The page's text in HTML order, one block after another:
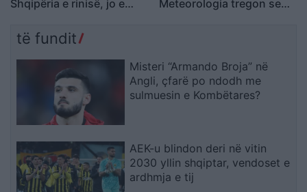
Shqipëria e rinisë, jo e
Meteorologia tregon se
të fundit
Misteri “Armando Broja” në
Angli, çfarë po ndodh me
sulmuesin e Kombëtares?
AEK-u blindon deri në vitin
2030 yllin shqiptar, vendoset e
ardhmja e tij